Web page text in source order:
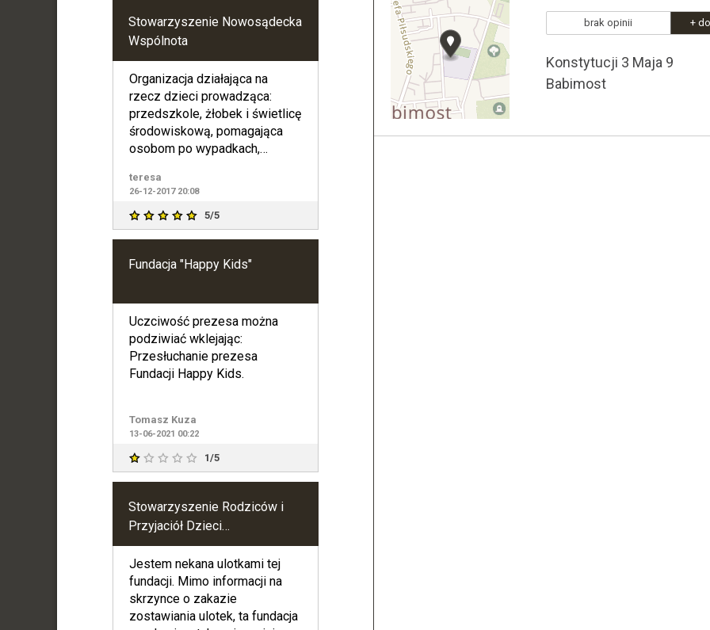
brak opinii +
Konstytucji 3 Maja 9
Babimost
Stowarzyszenie Nowosądecka
Wspólnota
Organizacja działająca na
rzecz dzieci prowadząca:
przedszkole, żłobek i świetlicę
środowiskową, pomagająca
osobom po wypadkach,
badania
teresa
26-12-2017 20:08
5/5
Fundacja "Happy Kids"
Uczciwość prezesa można
podziwiać wklejając:
Przesłuchanie prezesa
Fundacji Happy Kids.
Tomasz Kuza
13-06-2021 00:22
1/5
Stowarzyszenie Rodziców i
Przyjaciół Dzieci
Niepełnosprawnych "Nadzieja"
w Tłuszczu
Jestem nekana ulotkami tej
fundacji. Mimo informacji na
skrzynce o zakazie
zostawiania ulotek, ta fundacja